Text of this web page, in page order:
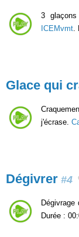
3
ICEMvmt.
Glace qui
j'écrase.
Dégivrer #4
Dégivrage
Durée :